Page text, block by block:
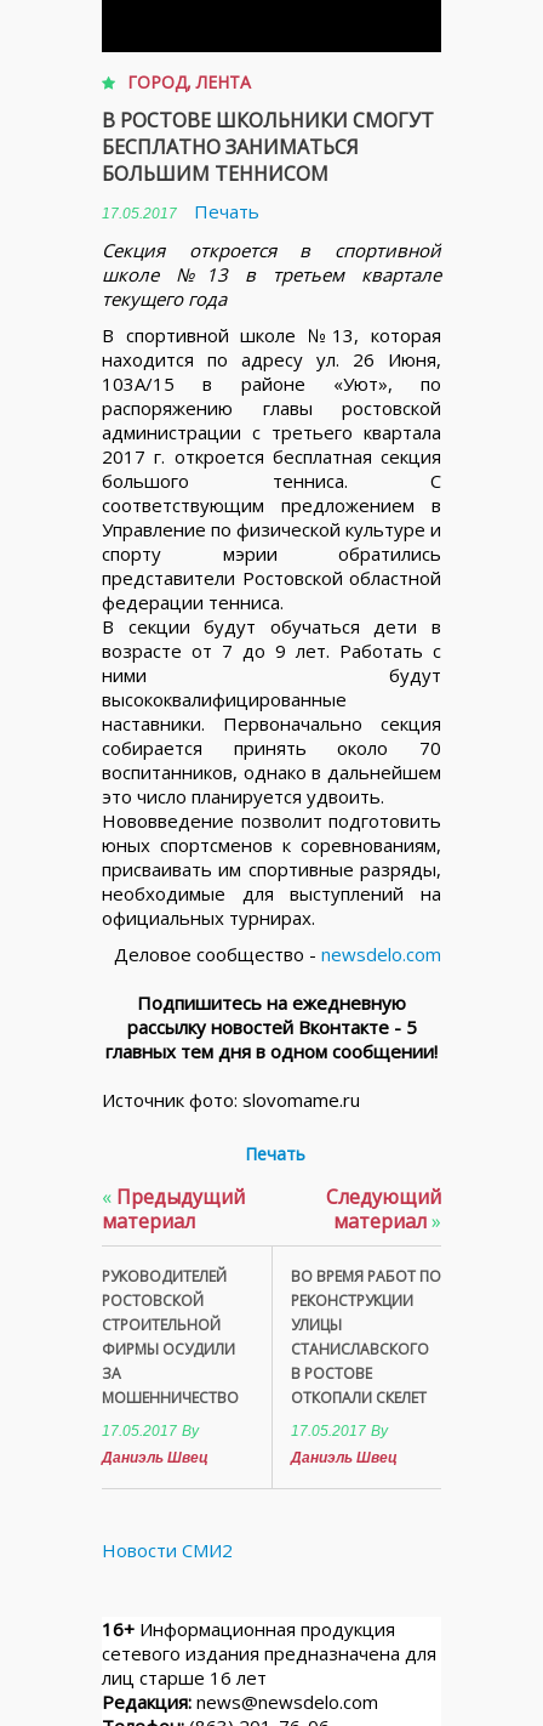
ГОРОД,ЛЕНТА
В РОСТОВЕ ШКОЛЬНИКИ СМОГУТ
БЕСПЛАТНО ЗАНИМАТЬСЯ
БОЛЬШИМ ТЕННИСОМ
17.05.2017
Печать
Секция откроется в спортивной
школе №13 в третьем квартале
текущего года
В спортивной школе №13, которая
находится по адресу ул. 26 Июня,
103А/15 в районе «Уют», по
распоряжению главы ростовской
администрации с третьего квартала
2017 г. откроется бесплатная секция
большого тенниса. С
соответствующим предложением в
Управление по физической культуре и
спорту мэрии обратились
представители Ростовской областной
федерации тенниса.
В секции будут обучаться дети в
возрасте от 7 до 9 лет. Работать с
ними будут
высококвалифицированные
наставники. Первоначально секция
собирается принять около 70
воспитанников, однако в дальнейшем
это число планируется удвоить.
Нововведение позволит подготовить
юных спортсменов к соревнованиям,
присваивать им спортивные разряды,
необходимые для выступлений на
официальных турнирах.
Деловое сообщество - newsdelo.com
Подпишитесь на ежедневную
рассылку новостей Вконтакте - 5
главных тем дня в одном сообщении!
Источник фото: slovomame.ru
Печать
« Предыдущий
материал
РУКОВОДИТЕЛЕЙ
РОСТОВСКОЙ
СТРОИТЕЛЬНОЙ
ФИРМЫ ОСУДИЛИ
ЗА
МОШЕННИЧЕСТВО
17.05.2017 By
Даниэль Швец
Следующий
материал»
ВО ВРЕМЯ РАБОТ ПО
РЕКОНСТРУКЦИИ
УЛИЦЫ
СТАНИСЛАВСКОГО
В РОСТОВЕ
ОТКОПАЛИ СКЕЛЕТ
17.05.2017 By
Даниэль Швец
Новости СМИ2
16+ Информационная продукция
сетевого издания предназначена для
лиц старше 16 лет
Редакция: news@newsdelo.com